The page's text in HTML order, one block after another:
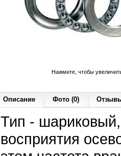
Нажмите, чтобы
Описание Фото (0)
Тип -
восприятия